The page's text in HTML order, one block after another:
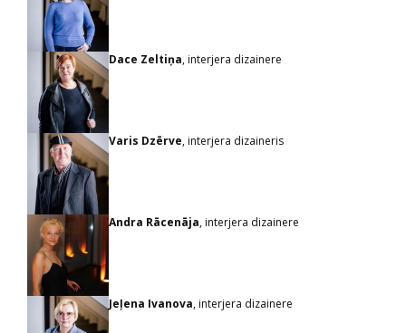
Dace Zeltiņa, interjera dizainere
Varis Dzērve, interjera dizaineris
Andra Rācenāja, interjera dizainere
Jeļena Ivanova, interjera dizainere